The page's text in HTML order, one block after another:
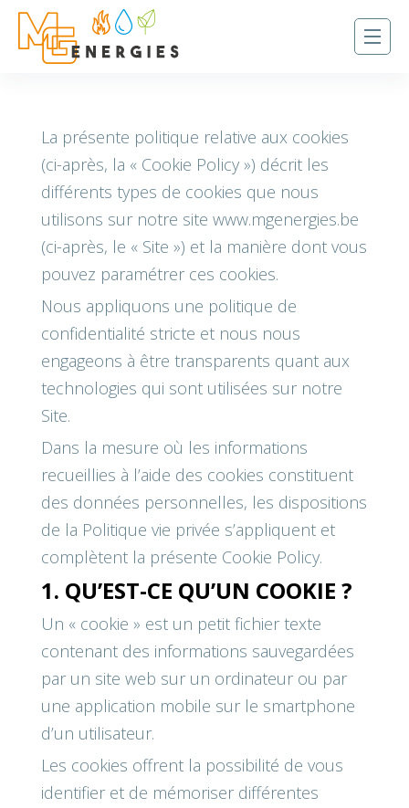
La présente politique relative aux cookies
(ci-après, la « Cookie Policy ») décrit les
différents types de cookies que nous
utilisons sur notre site www.mgenergies.be
(ci-après, le « Site ») et la manière dont vous
pouvez paramétrer ces cookies.
Nous appliquons une politique de
confidentialité stricte et nous nous
engageons à être transparents quant aux
technologies qui sont utilisées sur notre
Site.
Dans la mesure où les informations
recueillies à l’aide des cookies constituent
des données personnelles, les dispositions
de la Politique vie privée s’appliquent et
complètent la présente Cookie Policy.
1. QU’EST-CE QU’UN COOKIE ?
Un « cookie » est un petit fichier texte
contenant des informations sauvegardées
par un site web sur un ordinateur ou par
une application mobile sur le smartphone
d’un utilisateur.
Les cookies offrent la possibilité de vous
identifier et de mémoriser différentes